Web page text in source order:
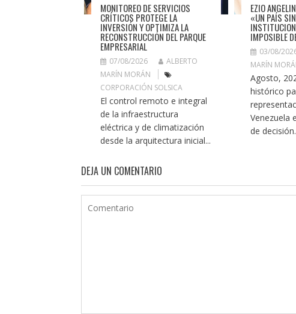
MONITOREO DE SERVICIOS
CRÍTICOS PROTEGE LA
INVERSIÓN Y OPTIMIZA LA
RECONSTRUCCIÓN DEL PARQUE
EMPRESARIAL
07/08/2026
ALBERTO
MARÍN MORÁN
CORPORACIÓN SOLSICA
El control remoto e integral
de la infraestructura
eléctrica y de climatización
desde la arquitectura inicial...
EZIO
«UN PAÍS
IMPOSIBLE
03/08/
MARÍN
Agosto,
histórico
Venezuela
de
DEJA UN COMENTARIO